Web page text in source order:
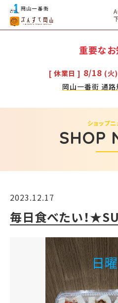
重要なお
[ 休業日 ] 8/18 (火)
岡山一番街 通路
SHOP
ショップニ
2023.12.17
毎日食べたい！